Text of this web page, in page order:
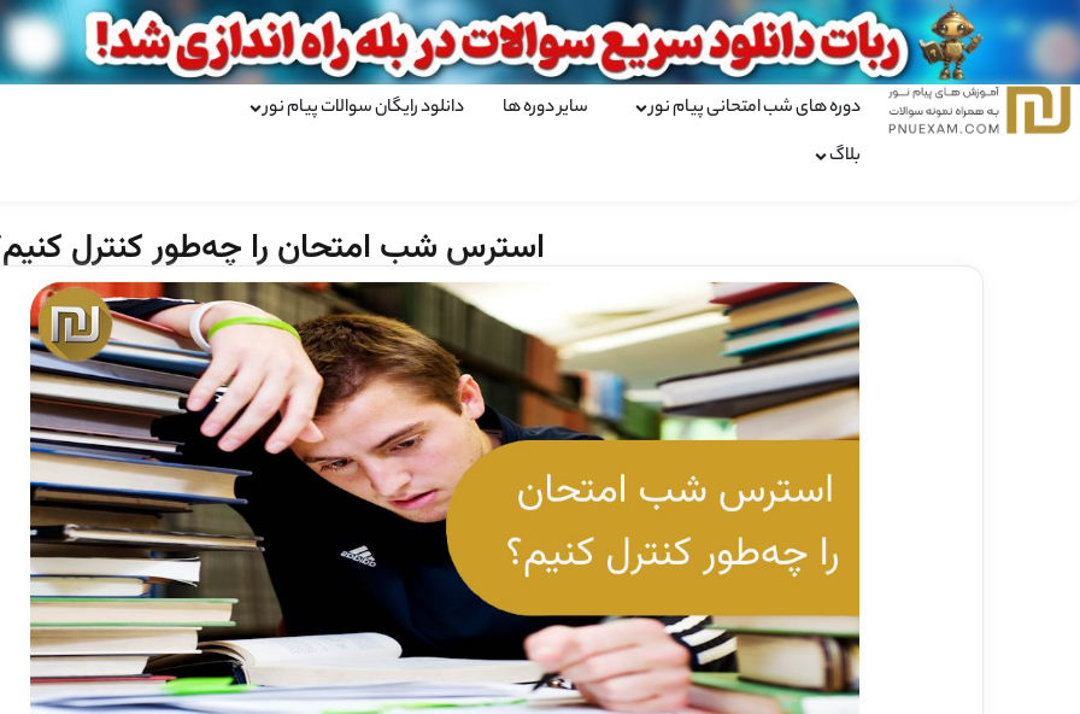
دوره های شب امتحانی پیام نور سایر دوره ها
دانلود رایگان سوالات پیام نور
بلاگ
استرس شب امتحان را چه‌طور کنترل